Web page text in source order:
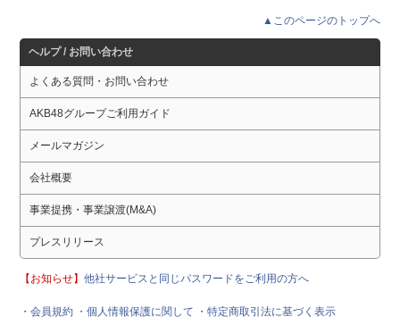
▲このページのトップへ
ヘルプ / お問い合わせ
よくある質問・お問い合わせ
AKB48グループご利用ガイド
メールマガジン
会社概要
事業提携・事業譲渡(M&A)
プレスリリース
【お知らせ】他社サービスと同じパスワードをご利用の方へ
・会員規約 ・個人情報保護に関して ・特定商取引法に基づく表示